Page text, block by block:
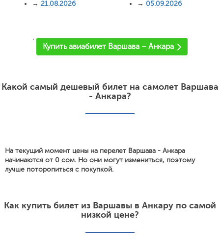
→ 21.08.2026 → 05.09.2026
'
Купить авиабилет Варшава – Анкара
Какой самый дешевый билет на самолет Варшава
- Анкара?
На текущий момент цены на перелет Варшава - Анкара
начинаются от 0 сом. Но они могут измениться, поэтому
лучше поторопиться с покупкой.
Как купить билет из Варшавы в Анкару по самой
низкой цене?